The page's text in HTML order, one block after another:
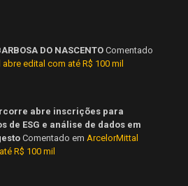
DO NASCENTO Comentado
edital com até R$ 100 mil
abre inscrições para
de ESG e análise de dados em
Comentado em ArcelorMittal
R$ 100 mil